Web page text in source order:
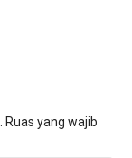
Ruas yang wajib